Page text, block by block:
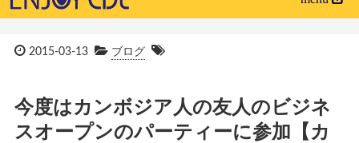
2015-03-13 ブログ
今度はカンボジア人の友人のビジネ
スオープンのパーティーに参加【カ